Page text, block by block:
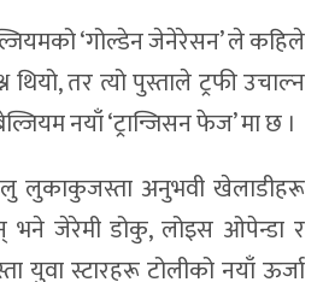
‘गोल्डेन जेनेरेसन’ ले कहिले
थियो, तर त्यो पुस्ताले ट्रफी उचाल्न
नयाँ ‘ट्रान्जिसन फेज’ मा छ ।
लुकाकुजस्ता अनुभवी खेलाडीहरू
भने जेरेमी डोकु, लोइस ओपेन्डा र
युवा स्टारहरू टोलीको नयाँ ऊर्जा